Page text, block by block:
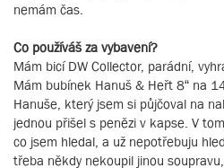
nemám čas.
Co používáš za vybavení?
Mám bicí DW Collector, parádní,
Mám bubínek Hanuš & Heřt 8“ na
Hanuše, který jsem si půjčoval na
jednou přišel s penězi v kapse. V
co jsem hledal, a už nepotřebuju
třeba někdy nekoupil jinou